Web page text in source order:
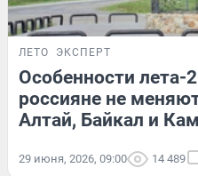
ЛЕТО ЭКСПЕРТ
Особенности лета-
россияне не
Алтай, Байкал и
29 июня, 2026, 09:00 14 489